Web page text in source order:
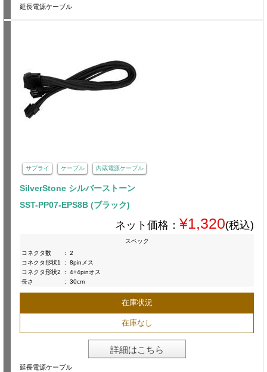
延長電源ケーブル
サプライ ケーブル 内蔵電源ケーブル
SilverStone シルバーストーン
SST-PP07-EPS8B (ブラック)
ネット価格： ¥1,320(税込)
スペック
コネクタ数
:
2
コネクタ形状1
:
8pinメス
コネクタ形状2
:
4+4pinオス
長さ
: 30cm
在庫状況
在庫なし
詳細はこちら
延長電源ケーブル